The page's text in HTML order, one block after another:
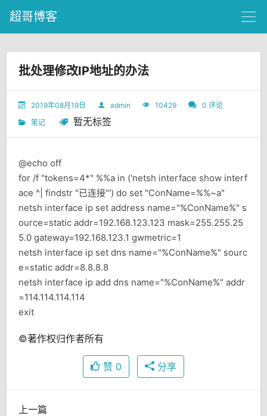
超哥博客
批处理修改IP地址的办法
2019年08月19日 admin 10429
0 评论
笔记
暂无标签
@echo off
for /f "tokens=4*" %%a in ('netsh interface show interf
ace ^| findstr "已连接"') do set "ConName=%%~a"
netsh interface ip set address name="%ConName%" s
ource=static addr=192.168.123.123 mask=255.255.25
5.0 gateway=192.168.123.1 gwmetric=1
netsh interface ip set dns name="%ConName%" sourc
e=static addr=8.8.8.8
netsh interface ip add dns name="%ConName%" addr
=114.114.114.114
exit
©著作权归作者所有
赞 0 分享
上一篇